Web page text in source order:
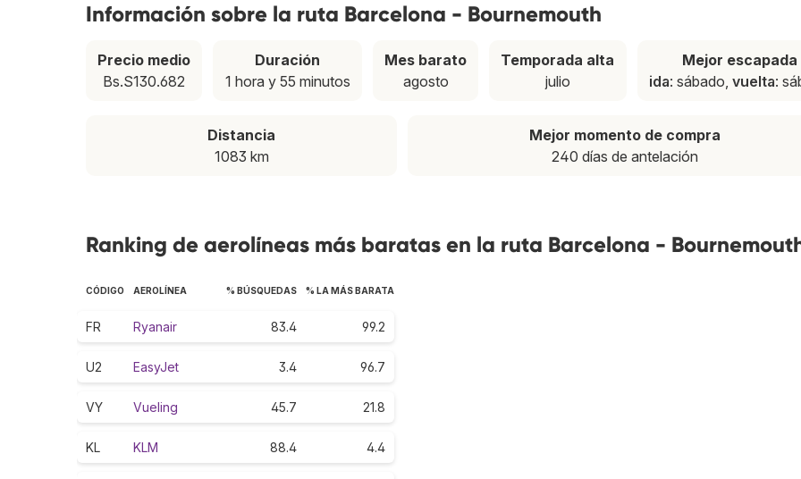
Información sobre la ruta Barcelona - Bournemouth
Precio medio
Bs.S130.682
Duración
1 hora y 55 minutos
Mes barato
agosto
Temporada alta
julio
Mejor escapada
ida: sábado, vuelta:
Distancia
1083 km
Mejor momento de compra
240 días de antelación
Ranking de aerolíneas más baratas en la ruta Barcelona -
CÓDIGO AEROLÍNEA % BÚSQUEDAS % LA MÁS BARATA
FR Ryanair 83.4 99.2
U2 EasyJet 3.4 96.7
VY Vueling 45.7 21.8
KL KLM 88.4 4.4